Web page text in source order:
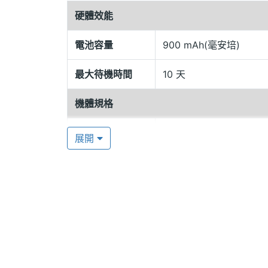
母機帶小機
Pandora BABY 兒童機還擁有順風耳、
是，可定母機帶小機的方式，到 Apple
寶貝機 APP，透過 APP 一目了然地瀏覽
硬體效能
電池容量 900 mAh(毫安培)
最大待機時間 10 天
機體規格
機身顏色
展開